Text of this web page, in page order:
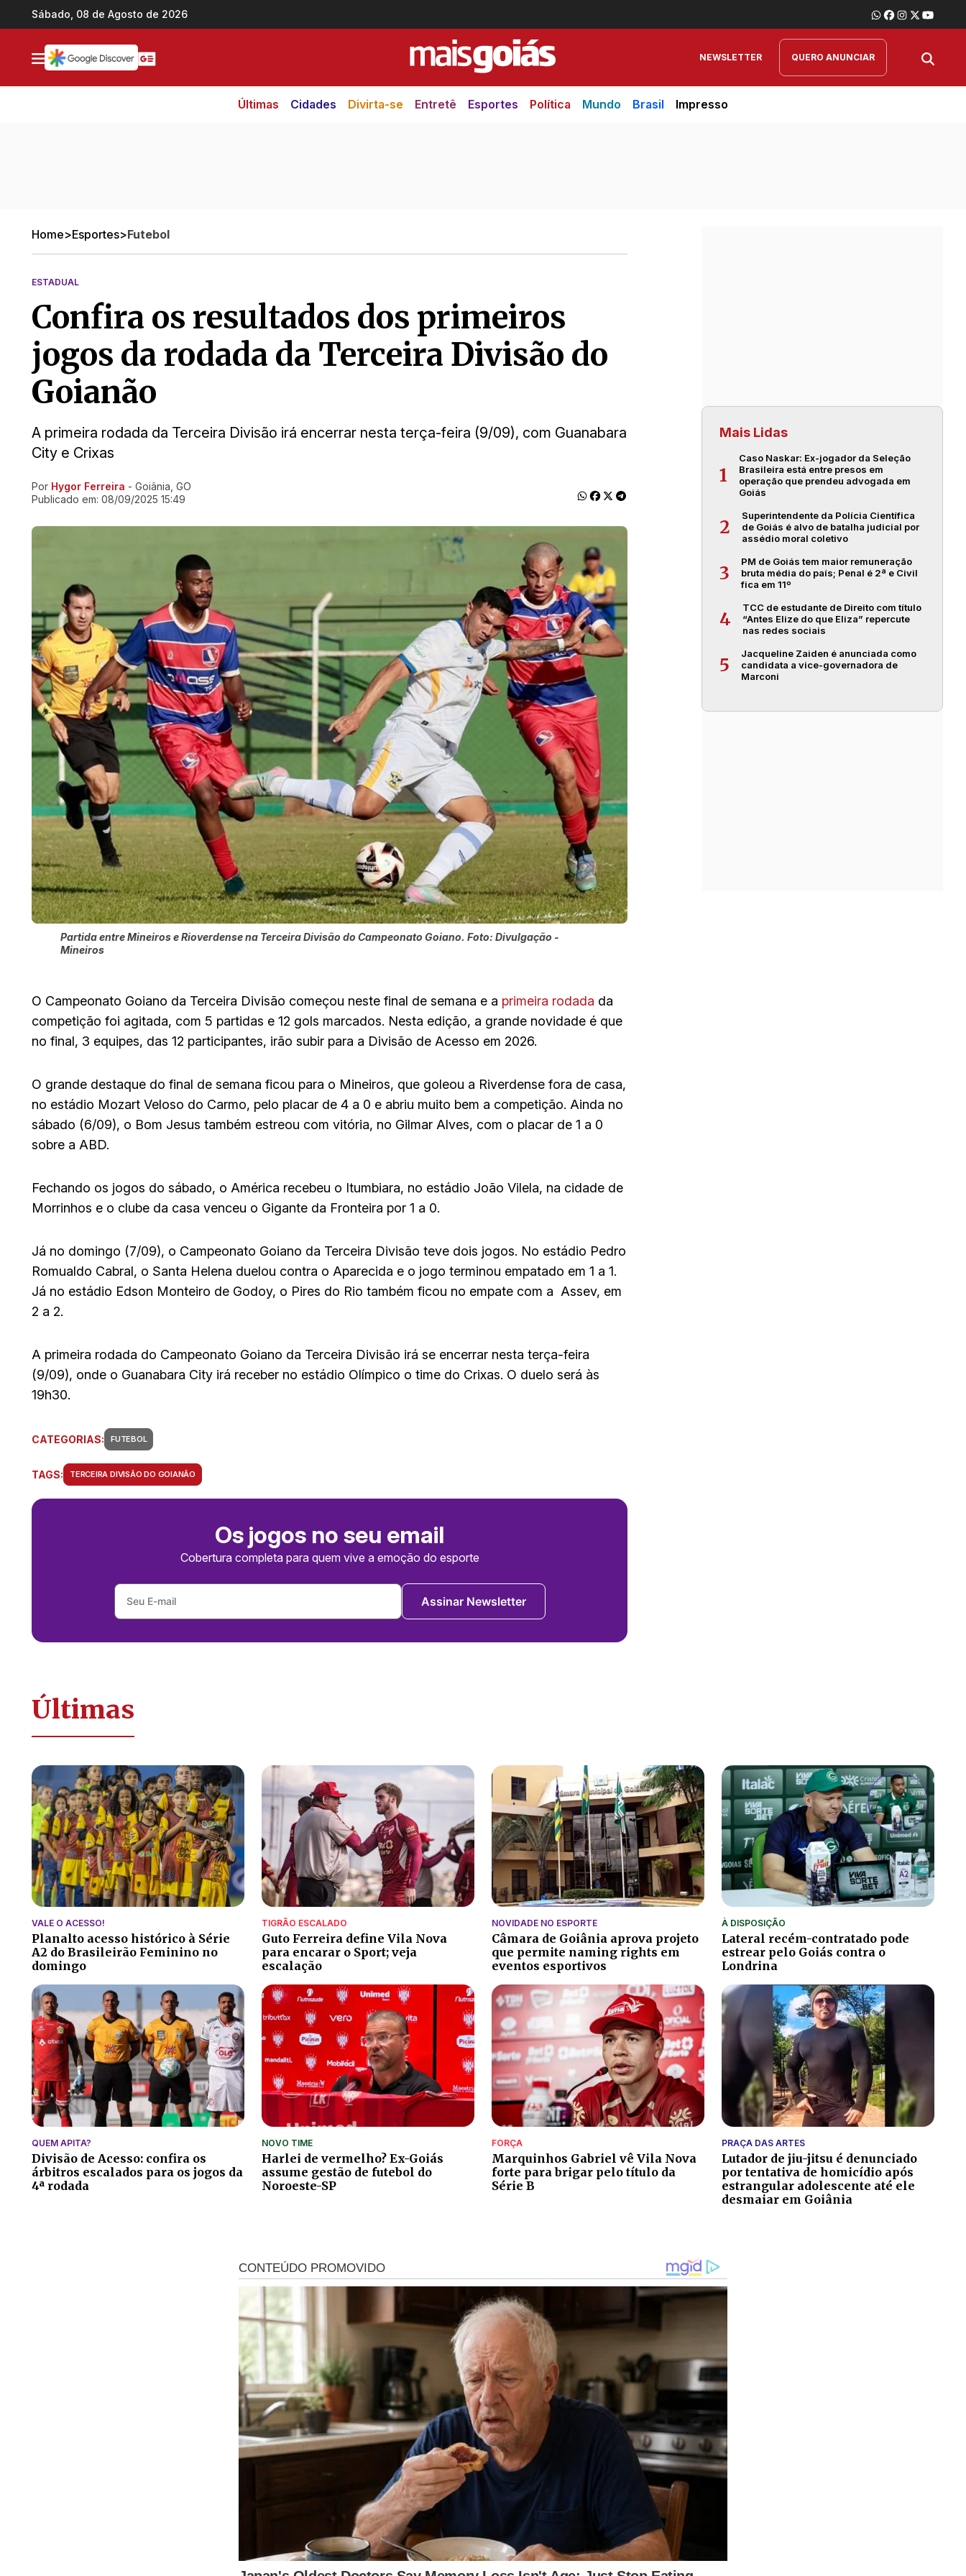
Ir direto pro conteúdo
Sábado, 08 de Agosto de 2026
NEWSLETTER QUERO ANUNCIAR
Últimas Cidades Divirta-se Entretê Esportes Política Mundo Brasil Impresso
Home>Esportes>Futebol
ESTADUAL
Confira os resultados dos primeiros
jogos da rodada da Terceira Divisão do
Goianão
A primeira rodada da Terceira Divisão irá encerrar nesta terça-feira (9/09), com Guanabara
City e Crixas
Ir direto pra matéria
Por Hygor Ferreira - Goiânia, GO
Publicado em: 08/09/2025 15:49
Partida entre Mineiros e Rioverdense na Terceira Divisão do Campeonato Goiano. Foto: Divulgação -
Mineiros
O Campeonato Goiano da Terceira Divisão começou neste final de semana e a primeira rodada da
competição foi agitada, com 5 partidas e 12 gols marcados. Nesta edição, a grande novidade é que
no final, 3 equipes, das 12 participantes, irão subir para a Divisão de Acesso em 2026.
O grande destaque do final de semana ficou para o Mineiros, que goleou a Riverdense fora de casa,
no estádio Mozart Veloso do Carmo, pelo placar de 4 a 0 e abriu muito bem a competição. Ainda no
sábado (6/09), o Bom Jesus também estreou com vitória, no Gilmar Alves, com o placar de 1 a 0
sobre a ABD.
Fechando os jogos do sábado, o América recebeu o Itumbiara, no estádio João Vilela, na cidade de
Morrinhos e o clube da casa venceu o Gigante da Fronteira por 1 a 0.
Já no domingo (7/09), o Campeonato Goiano da Terceira Divisão teve dois jogos. No estádio Pedro
Romualdo Cabral, o Santa Helena duelou contra o Aparecida e o jogo terminou empatado em 1 a 1.
Já no estádio Edson Monteiro de Godoy, o Pires do Rio também ficou no empate com a Assev, em
2 a 2.
A primeira rodada do Campeonato Goiano da Terceira Divisão irá se encerrar nesta terça-feira
(9/09), onde o Guanabara City irá receber no estádio Olímpico o time do Crixas. O duelo será às
19h30.
CATEGORIAS: FUTEBOL
TAGS: TERCEIRA DIVISÃO DO GOIANÃO
Os jogos no seu email
Cobertura completa para quem vive a emoção do esporte
Assinar Newsletter
Mais Lidas
1
Caso Naskar: Ex-jogador da Seleção
Brasileira está entre presos em
operação que prendeu advogada em
Goiás
2
Superintendente da Polícia Científica
de Goiás é alvo de batalha judicial por
assédio moral coletivo
3
PM de Goiás tem maior remuneração
bruta média do país; Penal é 2ª e Civil
fica em 11º
4
TCC de estudante de Direito com título
“Antes Elize do que Eliza” repercute
nas redes sociais
5
Jacqueline Zaiden é anunciada como
candidata a vice-governadora de
Marconi
Últimas
VALE O ACESSO!
Planalto acesso histórico à Série
A2 do Brasileirão Feminino no
domingo
TIGRÃO ESCALADO
Guto Ferreira define Vila Nova
para encarar o Sport; veja
escalação
NOVIDADE NO ESPORTE
Câmara de Goiânia aprova projeto
que permite naming rights em
eventos esportivos
À DISPOSIÇÃO
Lateral recém-contratado pode
estrear pelo Goiás contra o
Londrina
QUEM APITA?
Divisão de Acesso: confira os
árbitros escalados para os jogos da
4ª rodada
NOVO TIME
Harlei de vermelho? Ex-Goiás
assume gestão de futebol do
Noroeste-SP
FORÇA
Marquinhos Gabriel vê Vila Nova
forte para brigar pelo título da
Série B
PRAÇA DAS ARTES
Lutador de jiu-jitsu é denunciado
por tentativa de homicídio após
estrangular adolescente até ele
desmaiar em Goiânia